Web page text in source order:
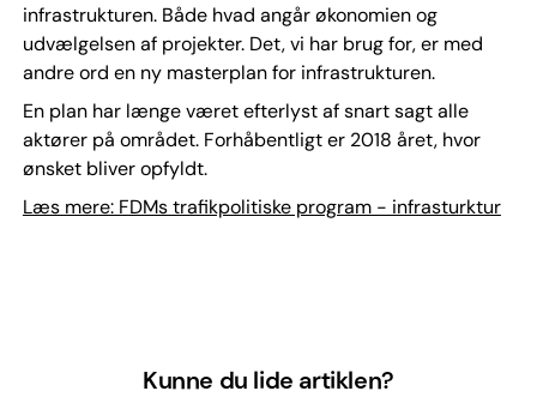
infrastrukturen. Både hvad angår økonomien og
udvælgelsen af projekter. Det, vi har brug for, er med
andre ord en ny masterplan for infrastrukturen.
En plan har længe været efterlyst af snart sagt alle
aktører på området. Forhåbentligt er 2018 året, hvor
ønsket bliver opfyldt.
Læs mere: FDMs trafikpolitiske program - infrasturktur
Kunne du lide artiklen?